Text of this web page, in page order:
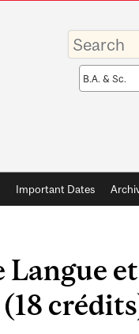
Enter
your
keywords
Search
scope
Important Dates